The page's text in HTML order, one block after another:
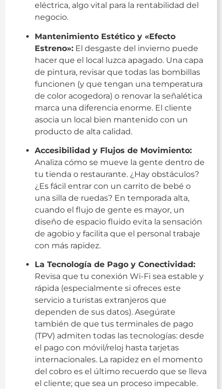
eléctrica, algo vital para la rentabilidad del
negocio.
Mantenimiento Estético y «Efecto
Estreno»: El desgaste del invierno puede
hacer que el local luzca apagado. Una capa
de pintura, revisar que todas las bombillas
funcionen (y que tengan una temperatura
de color acogedora) o renovar la señalética
marca una diferencia enorme. El cliente
asocia un local bien mantenido con un
producto de alta calidad.
Accesibilidad y Flujos de Movimiento:
Analiza cómo se mueve la gente dentro de
tu tienda o restaurante. ¿Hay obstáculos?
¿Es fácil entrar con un carrito de bebé o
una silla de ruedas? En temporada alta,
cuando el flujo de gente es mayor, un
diseño de espacio fluido evita la sensación
de agobio y facilita que el personal trabaje
con más rapidez.
La Tecnología de Pago y Conectividad:
Revisa que tu conexión Wi-Fi sea estable y
rápida (especialmente si ofreces este
servicio a turistas extranjeros que
dependen de sus datos). Asegúrate
también de que tus terminales de pago
(TPV) admiten todas las tecnologías: desde
el pago con móvil/reloj hasta tarjetas
internacionales. La rapidez en el momento
del cobro es el último recuerdo que se lleva
el cliente; que sea un proceso impecable.